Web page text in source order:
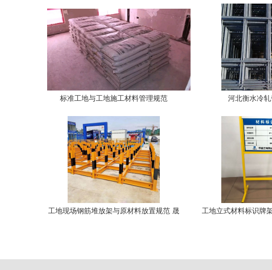
标准工地与工地施工材料管理规范 河北衡水冷
工地现场钢筋堆放架与原材料放置规范 晟
工地立式材料标识牌